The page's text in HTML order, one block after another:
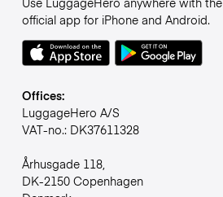
official app for iPhone and Android.
Offices:
LuggageHero A/S
VAT-no.: DK37611328
Århusgade 118,
DK-2150 Copenhagen